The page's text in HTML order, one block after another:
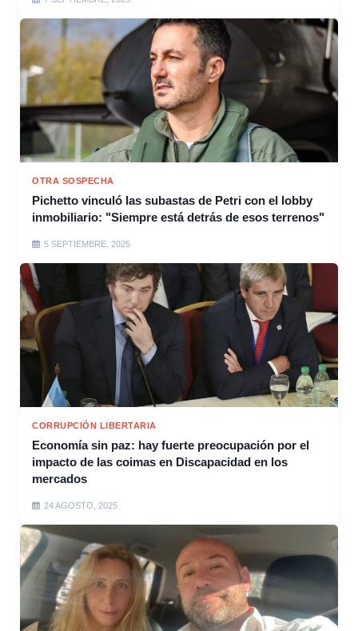
OTRA SOSPECHA
Pichetto vinculó las subastas de Petri con el lobby
inmobiliario: "Siempre está detrás de esos terrenos"
5 SEPTIEMBRE, 2025
CORRUPCIÓN LIBERTARIA
Economía sin paz: hay fuerte preocupación por el
impacto de las coimas en Discapacidad en los
mercados
24 AGOSTO, 2025